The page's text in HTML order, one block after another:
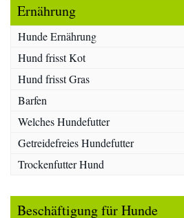
Ernährung
Hunde Ernährung
Hund frisst Kot
Hund frisst Gras
Barfen
Welches Hundefutter
Getreidefreies Hundefutter
Trockenfutter Hund
Beschäftigung für Hunde